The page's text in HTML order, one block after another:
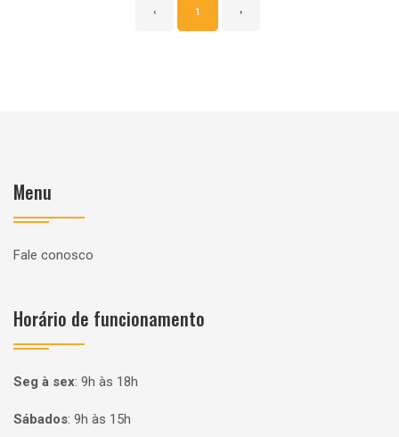
‹ 1 ›
Menu
Fale conosco
Horário de funcionamento
Seg à sex: 9h às 18h
Sábados: 9h às 15h